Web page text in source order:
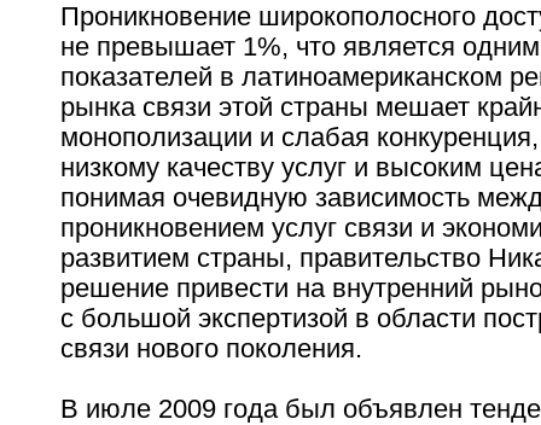
Проникновение широкополосного
не превышает 1%, что является
показателей в латиноамериканском
рынка связи этой страны мешает
монополизации и слабая
низкому качеству услуг и высоким
понимая очевидную зависимость
проникновением услуг связи и
развитием страны, правительство
решение привести на внутренний
с большой экспертизой в области
связи нового поколения.
В июле 2009 года был объявлен